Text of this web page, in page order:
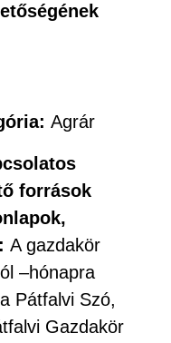
Agrár
források
A gazdakör
–hónapra
Pátfalvi Szó,
Gazdakör